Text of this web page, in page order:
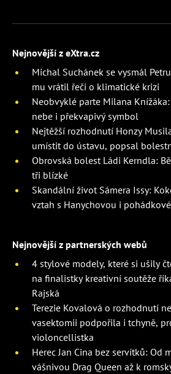
Nejnovější z eXtra.cz
Michal Suchánek se vysmál
mu vrátil řeči o klimatické krizi
Neobvyklé parte Milana
nebe i překvapivý symbol
Nejtěžší rozhodnutí Honzy
umístit do ústavu, popsal
Obrovská bolest Ládi Kerndla:
tři blízké
Skandální život Sámera Issy:
vztah s Hanychovou i
Nejnovější z partnerských webů
4 stylové modely, které si ušily
na finalistky kreativní soutěže
Rajská
Terezie Kovalová o rozhodnutí
vasektomii podpořila i tchyně,
violoncellistka
Herec Jan Cina bez servítků: Od
vášnivou Drag Queen až k